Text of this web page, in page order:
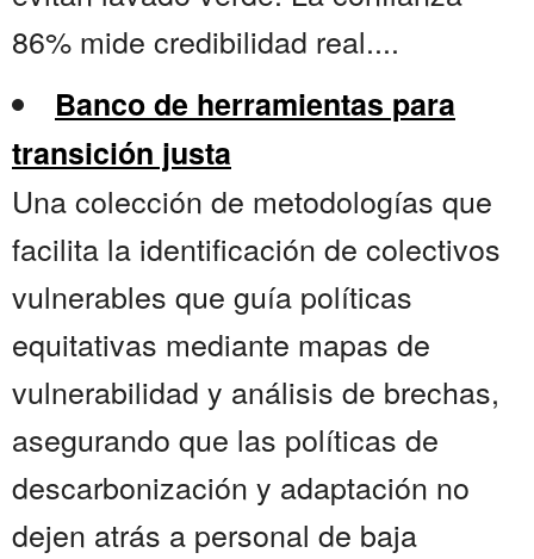
86% mide credibilidad real....
Banco de herramientas para
transición justa
Una colección de metodologías que
facilita la identificación de colectivos
vulnerables que guía políticas
equitativas mediante mapas de
vulnerabilidad y análisis de brechas,
asegurando que las políticas de
descarbonización y adaptación no
dejen atrás a personal de baja